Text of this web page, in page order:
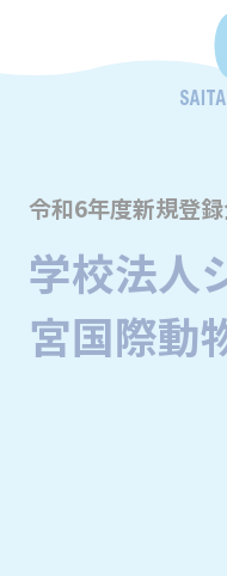
令和6年度新規登
学校法人
宮国際動